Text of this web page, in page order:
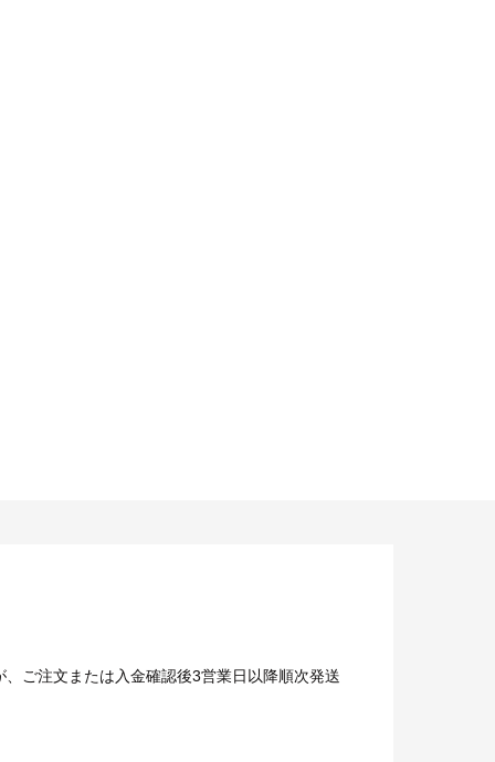
ご注文または入金確認後3営業日以降順次発送